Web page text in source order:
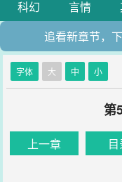
科幻
言情
追看新章节，
字体 大 中 小
第
上一章